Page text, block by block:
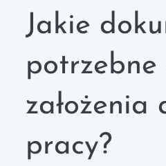
Jakie
potrzebne
założenia
pracy?